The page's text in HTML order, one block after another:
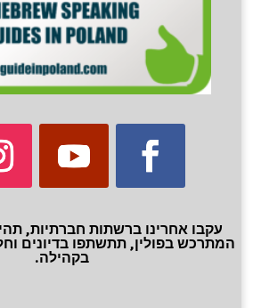
עקבו אחרינו ברשתות חברתיות,
המתרכש בפולין, תתשתפו בדיונים
בקהילה.